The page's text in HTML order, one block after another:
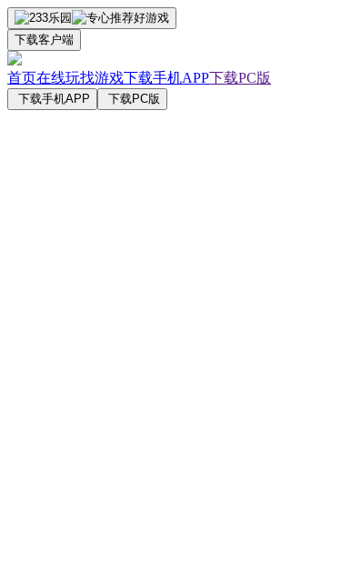
下载客户端
首页在线玩找游戏下载手机APP下载PC版
下载手机APP 下载PC版